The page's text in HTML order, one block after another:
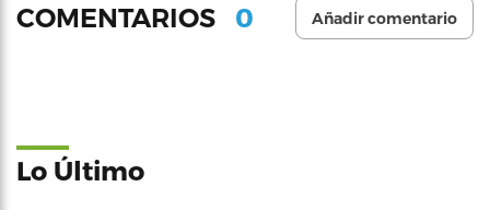
COMENTARIOS 0 Añadir comentario
Lo Último